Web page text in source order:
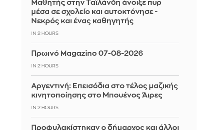
Μαθητής στην Ταϊλάνδη άνοιξε πυρ
μέσα σε σχολείο και αυτοκτόνησε -
Νεκρός και ένας καθηγητής
IN 2 HOURS
Πρωινό Magazino 07-08-2026
IN 2 HOURS
Αργεντινή: Επεισόδια στο τέλος μαζικής
κινητοποίησης στο Μπουένος Άιρες
IN 2 HOURS
Προφυλακίστηκαν ο δήμαρχος και άλλοι